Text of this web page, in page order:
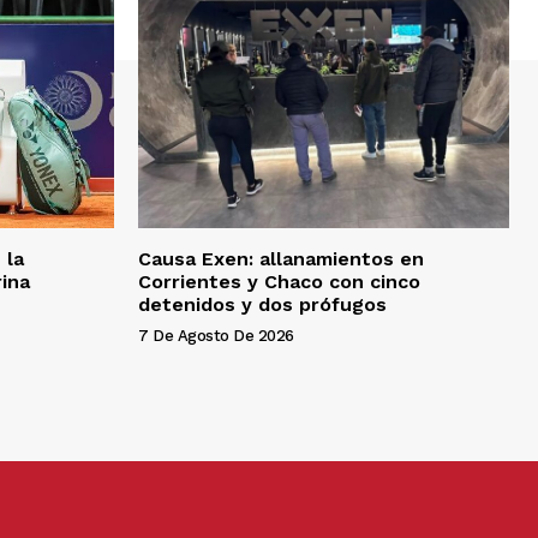
la
Causa Exen: allanamientos en
Corrientes y Chaco con cinco
detenidos y dos prófugos
7 De Agosto De 2026